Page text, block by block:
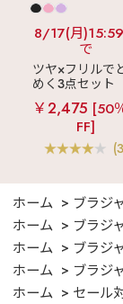
8/17(月
で
ツヤ×フリルで
めく3点セット
ルキー ショート
ンツ 3点セッ
￥2,475 [50
FF]
ホーム
ブラジ
ホーム
ブラジ
ホーム
ブラジ
ホーム
ブラジ
ホーム
セール